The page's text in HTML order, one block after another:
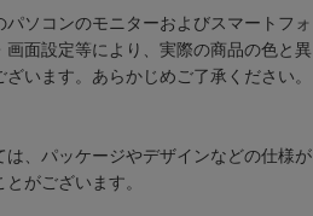
ソコンのモニターおよびスマートフォ
画面設定等により、実際の商品の色と異
います。あらかじめご了承ください。
は、パッケージやデザインなどの仕様が
がございます。